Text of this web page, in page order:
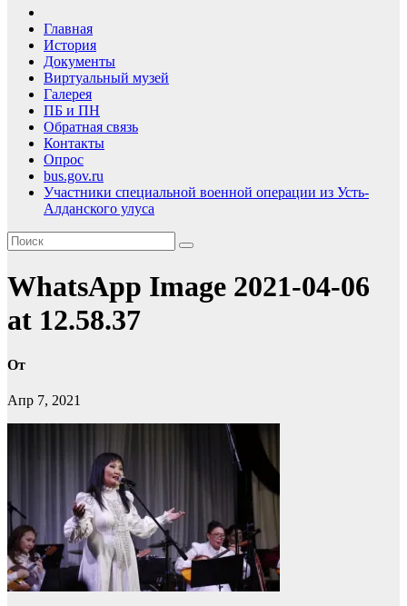
Главная
История
Документы
Виртуальный музей
Галерея
ПБ и ПН
Обратная связь
Контакты
Опрос
bus.gov.ru
Участники специальной военной операции из Усть-
Алданского улуса
WhatsApp Image 2021-04-06
at 12.58.37
От
Апр 7, 2021